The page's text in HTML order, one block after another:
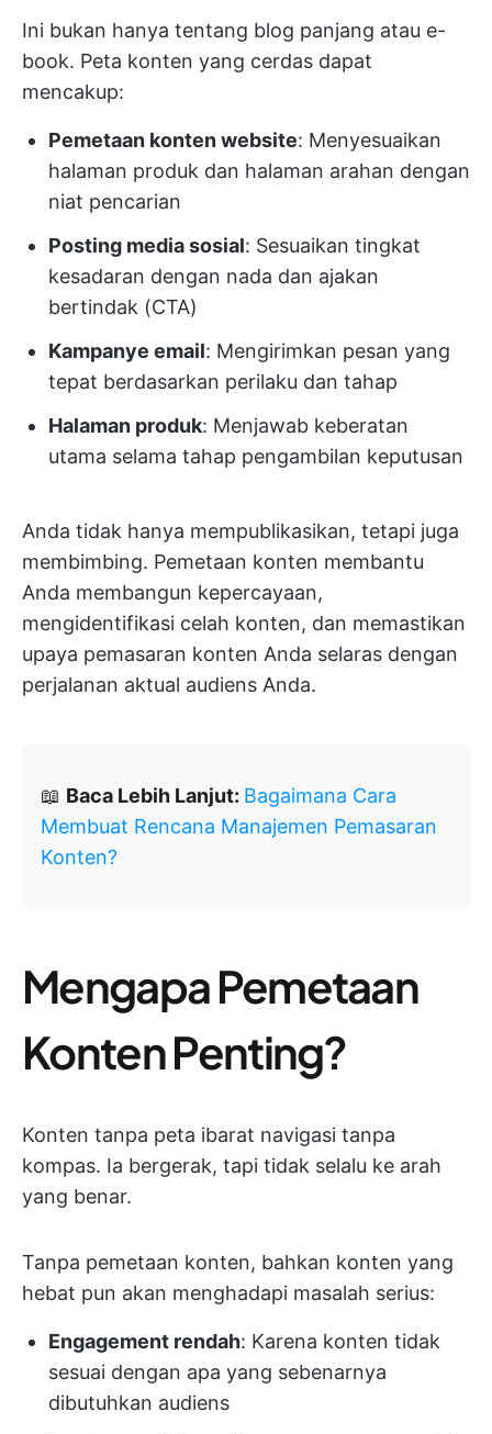
Ini bukan hanya tentang blog panjang atau e-
book. Peta konten yang cerdas dapat
mencakup:
Pemetaan konten website: Menyesuaikan
halaman produk dan halaman arahan dengan
niat pencarian
Posting media sosial: Sesuaikan tingkat
kesadaran dengan nada dan ajakan
bertindak (CTA)
Kampanye email: Mengirimkan pesan yang
tepat berdasarkan perilaku dan tahap
Halaman produk: Menjawab keberatan
utama selama tahap pengambilan keputusan
Anda tidak hanya mempublikasikan, tetapi juga
membimbing. Pemetaan konten membantu
Anda membangun kepercayaan,
mengidentifikasi celah konten, dan memastikan
upaya pemasaran konten Anda selaras dengan
perjalanan aktual audiens Anda.
📖 Baca Lebih Lanjut: Bagaimana Cara
Membuat Rencana Manajemen Pemasaran
Konten?
Mengapa Pemetaan
Konten Penting?
Konten tanpa peta ibarat navigasi tanpa
kompas. Ia bergerak, tapi tidak selalu ke arah
yang benar.
Tanpa pemetaan konten, bahkan konten yang
hebat pun akan menghadapi masalah serius:
Engagement rendah: Karena konten tidak
sesuai dengan apa yang sebenarnya
dibutuhkan audiens